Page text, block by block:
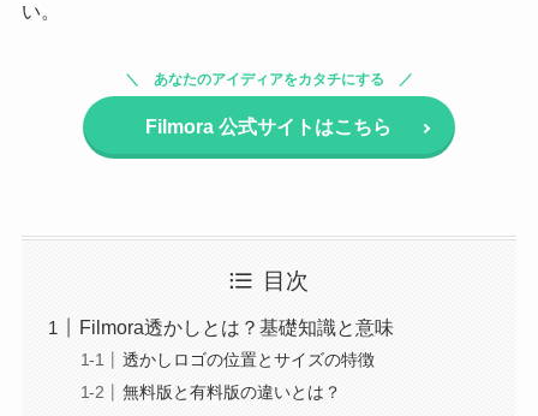
い。
あなたのアイディアをカタチにする
Filmora 公式サイトはこちら
目次
Filmora透かしとは？基礎知識と意味
透かしロゴの位置とサイズの特徴
無料版と有料版の違いとは？